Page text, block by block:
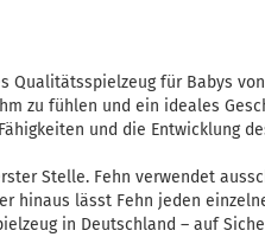
Qualitätsspielzeug für Babys
zu fühlen und ein ideales
und die Entwicklung
Stelle. Fehn verwendet
hinaus lässt Fehn jeden
in Deutschland – auf